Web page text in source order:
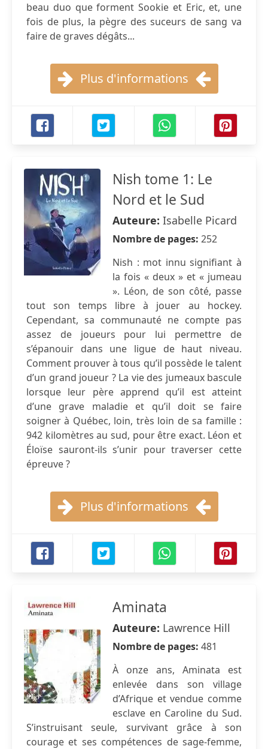
beau duo que forment Sookie et Eric, et, une
fois de plus, la pègre des suceurs de sang va
faire de graves dégâts...
Plus d'informations
Nish tome 1: Le
Nord et le Sud
Auteure: Isabelle Picard
Nombre de pages: 252
Nish : mot innu signifiant à
la fois « deux » et « jumeau
». Léon, de son côté, passe
tout son temps libre à jouer au hockey.
Cependant, sa communauté ne compte pas
assez de joueurs pour lui permettre de
s’épanouir dans une ligue de haut niveau.
Comment prouver à tous qu’il possède le talent
d’un grand joueur ? La vie des jumeaux bascule
lorsque leur père apprend qu’il est atteint
d’une grave maladie et qu’il doit se faire
soigner à Québec, loin, très loin de sa famille :
942 kilomètres au sud, pour être exact. Léon et
Éloïse sauront-ils s’unir pour traverser cette
épreuve ?
Plus d'informations
Aminata
Auteure: Lawrence Hill
Nombre de pages: 481
À onze ans, Aminata est
enlevée dans son village
d’Afrique et vendue comme
esclave en Caroline du Sud.
S’instruisant seule, survivant grâce à son
courage et ses compétences de sage-femme,